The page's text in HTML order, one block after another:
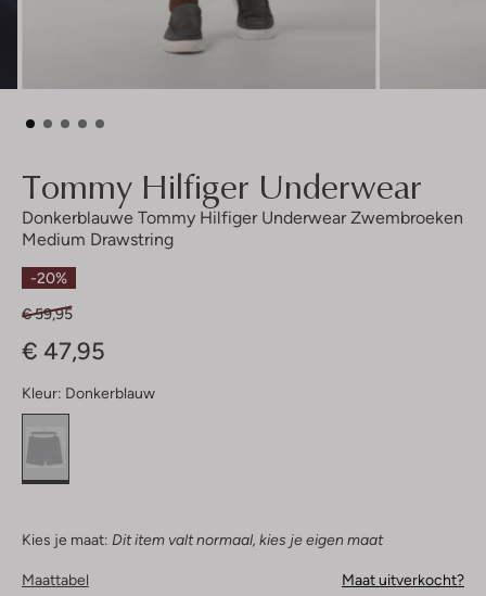
Tommy Hilfiger Underwear
Donkerblauwe Tommy Hilfiger Underwear Zwembroeken
Medium Drawstring
-20%
€ 59,95
€ 47,95
Kleur: Donkerblauw
Kies je maat: Dit item valt normaal, kies je eigen maat
Maattabel Maat uitverkocht?